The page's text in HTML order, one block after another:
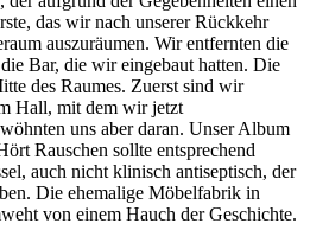
das wir nach unserer Rückkehr
auszuräumen. Wir entfernten die
Bar, die wir eingebaut hatten. Die
des Raumes. Zuerst sind wir
Hall, mit dem wir jetzt
uns aber daran. Unser Album
Rauschen sollte entsprechend
auch nicht klinisch antiseptisch, der
Die ehemalige Möbelfabrik in
von einem Hauch der Geschichte.